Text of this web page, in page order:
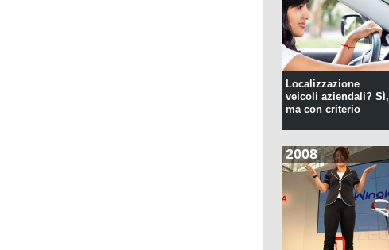
Localizzazione
veicoli aziendali? Sì,
ma con criterio
2008